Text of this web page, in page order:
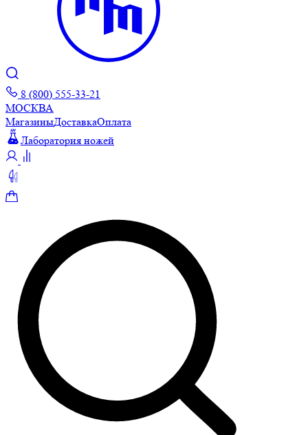
8 (800) 555-33-21
МОСКВА
МагазиныДоставкаОплата
Лаборатория ножей